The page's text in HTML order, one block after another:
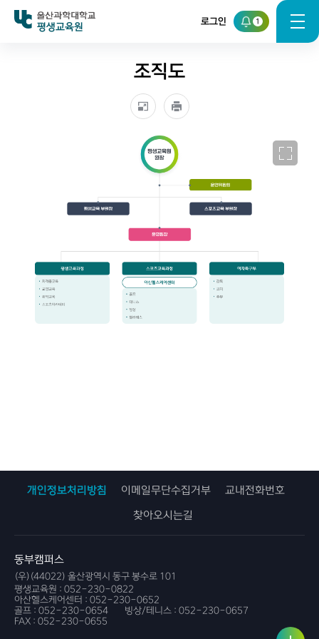
사용자
서비스
링크서
비스
로그인 1
평생교육원
조직도
개인정보처리방침 이메일무단수집거부 교내전화번호
찾아오시는길
동부캠퍼스
(우)(44022) 울산광역시 동구 봉수로 101
평생교육원 : 052-230-0822
아산헬스케어센터 : 052-230-0652
골프 : 052-230-0654 빙상/테니스 : 052-230-0657
FAX : 052-230-0655